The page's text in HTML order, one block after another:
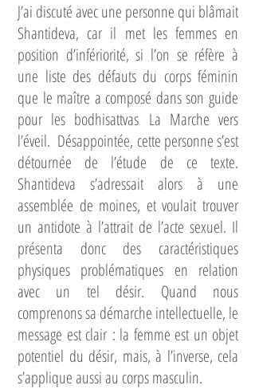
J’ai discuté avec une personne qui blâmait
Shantideva, car il met les femmes en
position d’infériorité, si l’on se réfère à
une liste des défauts du corps féminin
que le maître a composé dans son guide
pour les bodhisattvas La Marche vers
l’éveil. Désappointée, cette personne s’est
détournée de l’étude de ce texte.
Shantideva s’adressait alors à une
assemblée de moines, et voulait trouver
un antidote à l’attrait de l’acte sexuel. Il
présenta donc des caractéristiques
physiques problématiques en relation
avec un tel désir. Quand nous
comprenons sa démarche intellectuelle, le
message est clair : la femme est un objet
potentiel du désir, mais, à l’inverse, cela
s’applique aussi au corps masculin.